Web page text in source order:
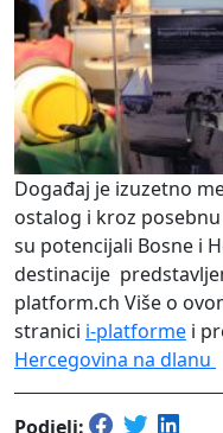
Događaj je izuzetno
ostalog i kroz
su potencijali Bosne i
destinacije
platform.ch Više o
stranici i-platforme i
Hercegovina na dlanu
Podjeli: